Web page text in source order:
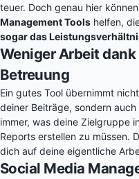
teuer. Doch genau hier können
Management Tools helfen,
sogar das
Weniger Arbeit
Betreuung
Ein gutes Tool übernimmt
deiner Beiträge, sondern auch
immer, was deine Zielgruppe
Reports erstellen zu müssen.
dich auf deine eigentliche
Social Media